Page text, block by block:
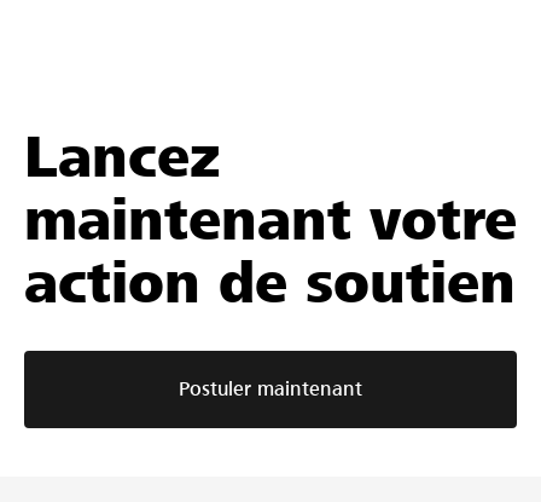
Lancez
maintenant votre
action de soutien
Postuler maintenant